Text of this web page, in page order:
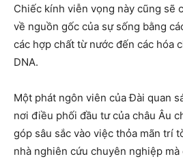
Chiếc kính viễn vọng này cũng sẽ
về nguồn gốc của sự sống bằng
các hợp chất từ ​​nước đến các hóa
DNA.
Một phát ngôn viên của Đài quan
nơi điều phối đầu tư của châu Âu
góp sâu sắc vào việc thỏa mãn trí
nhà nghiên cứu chuyên nghiệp